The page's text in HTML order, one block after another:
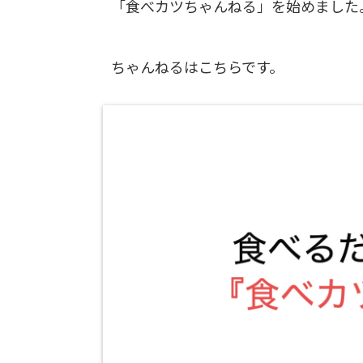
「食べカツちゃんねる」を始めまし
ちゃんねるはこちらです。